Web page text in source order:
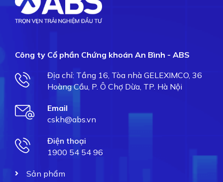
Công ty Cổ phần Chứng khoán An Bình - ABS
Địa chỉ: Tầng 16, Tòa nhà GELEXIMCO, 36
Hoàng Cầu, P. Ô Chợ Dừa, TP. Hà Nội
Email
cskh@abs.vn
Điện thoại
1900 54 54 96
Sản phẩm